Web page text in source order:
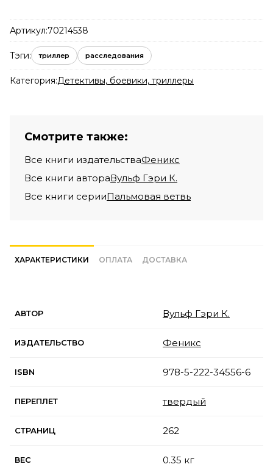
Артикул:70214538
Тэги: триллер расследования
Категория:Детективы, боевики, триллеры
Смотрите также:
Все книги издательстваФеникс
Все книги автораВульф Гэри К.
Все книги серииПальмовая ветвь
ХАРАКТЕРИСТИКИ ОПЛАТА ДОСТАВКА
АВТОР Вульф Гэри К.
ИЗДАТЕЛЬСТВО Феникс
ISBN 978-5-222-34556-6
ПЕРЕПЛЕТ твердый
СТРАНИЦ 262
ВЕС 0.35 кг